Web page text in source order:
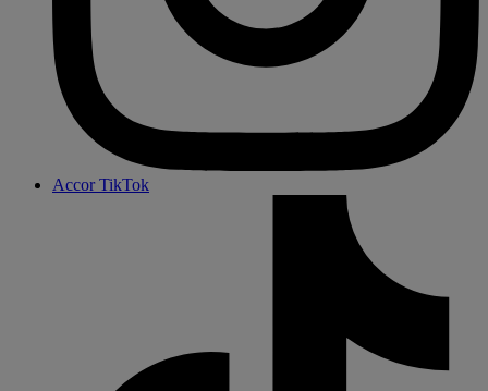
Accor TikTok